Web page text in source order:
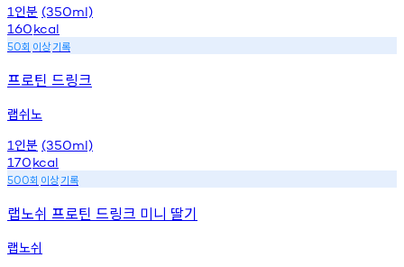
1 인분 (350ml)
160kcal
50회 이상기록
프로틴 드링크
랩쉬노
1 인분 (350ml)
170kcal
500회 이상기록
랩노쉬 프로틴 드링크 미니 딸기
랩노쉬